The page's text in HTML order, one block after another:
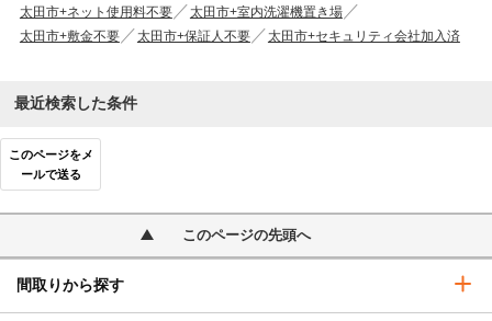
太田市+ネット使用料不要
太田市+室内洗濯機置き場
太田市+敷金不要
太田市+保証人不要 太田市+セキュリティ会社加入済
最近検索した条件
このページをメ
ールで送る
このページの先頭へ
間取りから探す